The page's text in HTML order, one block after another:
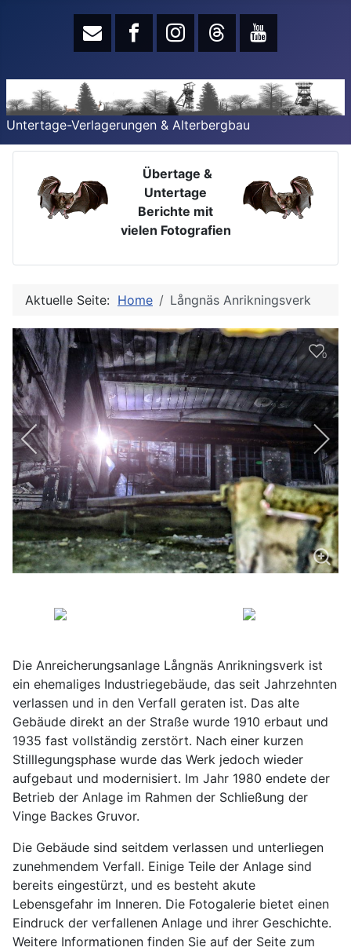
Untertage-Verlagerungen & Alterbergbau
Übertage &
Untertage
Berichte mit
vielen Fotografien
Aktuelle Seite: Home Långnäs Anrikningsverk
0
Die Anreicherungsanlage Långnäs Anrikningsverk ist
ein ehemaliges Industriegebäude, das seit Jahrzehnten
verlassen und in den Verfall geraten ist. Das alte
Gebäude direkt an der Straße wurde 1910 erbaut und
1935 fast vollständig zerstört. Nach einer kurzen
Stilllegungsphase wurde das Werk jedoch wieder
aufgebaut und modernisiert. Im Jahr 1980 endete der
Betrieb der Anlage im Rahmen der Schließung der
Vinge Backes Gruvor.
Die Gebäude sind seitdem verlassen und unterliegen
zunehmendem Verfall. Einige Teile der Anlage sind
bereits eingestürzt, und es besteht akute
Lebensgefahr im Inneren. Die Fotogalerie bietet einen
Eindruck der verfallenen Anlage und ihrer Geschichte.
Weitere Informationen finden Sie auf der Seite zum